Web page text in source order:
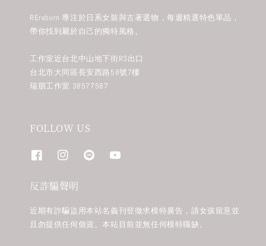
REreburn 專注於日系女裝與古著選物，每週精選特色單品，
帶你找到屬於自己的獨特風格。
工作室近台北中山地下街R3出口
台北市大同區長安西路58號7樓
瑞朋工作室 38577587
FOLLOW US
反詐騙聲明
近期有詐騙盜用本站名義刊登徵求模特廣告，請女孩留意並
且勿提供任何個資。本站目前並無任何模特職缺。